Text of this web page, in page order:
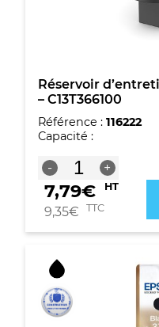
Réservoir
– C13T366100
Référence : 116222
Capacité :
-
quantité
de
Réservoir
d'entretien
Epson
-
C13T366100
+
7,79€ HT
9,35€ TTC